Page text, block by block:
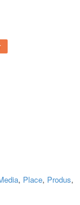
, Place, Produs,